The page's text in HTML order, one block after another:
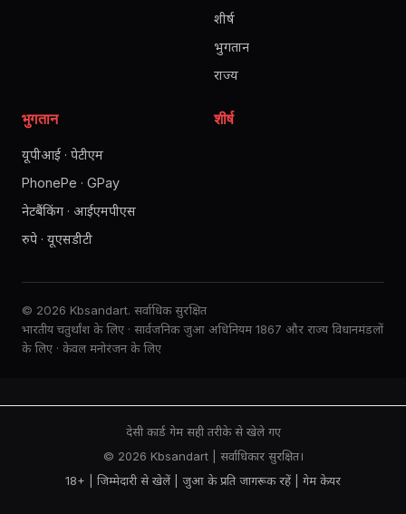
शीर्ष
भुगतान
राज्य
भुगतान
यूपीआई · पेटीएम
PhonePe · GPay
नेटबैंकिंग · आईएमपीएस
रुपे · यूएसडीटी
शीर्ष
© 2026 Kbsandart. सर्वाधिक सुरक्षित
भारतीय चतुर्थांश के लिए · सार्वजनिक जुआ अधिनियम 1867 और राज्य विधानमंडलों
के लिए · केवल मनोरंजन के लिए
देसी कार्ड गेम सही तरीके से खेले गए
© 2026 Kbsandart | सर्वाधिकार सुरक्षित।
18+ | जिम्मेदारी से खेलें | जुआ के प्रति जागरूक रहें| गेम केयर